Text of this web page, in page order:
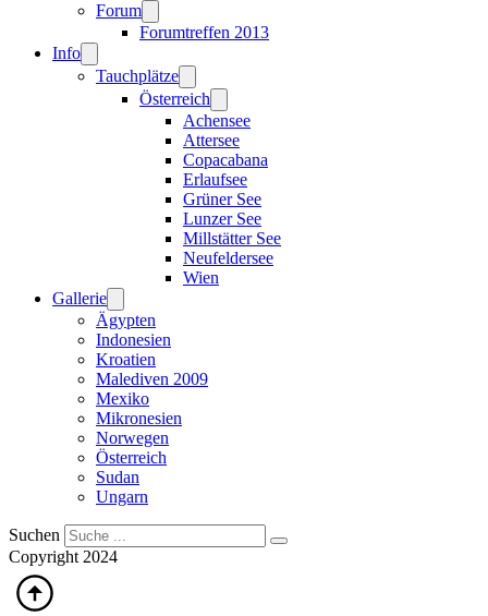
Forum
Forumtreffen 2013
Info
Tauchplätze
Österreich
Achensee
Attersee
Copacabana
Erlaufsee
Grüner See
Lunzer See
Millstätter See
Neufeldersee
Wien
Gallerie
Ägypten
Indonesien
Kroatien
Malediven 2009
Mexiko
Mikronesien
Norwegen
Österreich
Sudan
Ungarn
Suchen
Copyright 2024